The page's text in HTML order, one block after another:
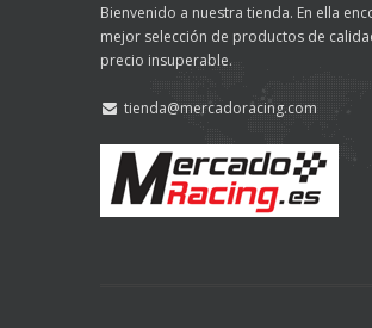
Bienvenido a nuestra tienda. En ella
mejor selección de productos de
precio insuperable.
tienda@mercadoracing.com